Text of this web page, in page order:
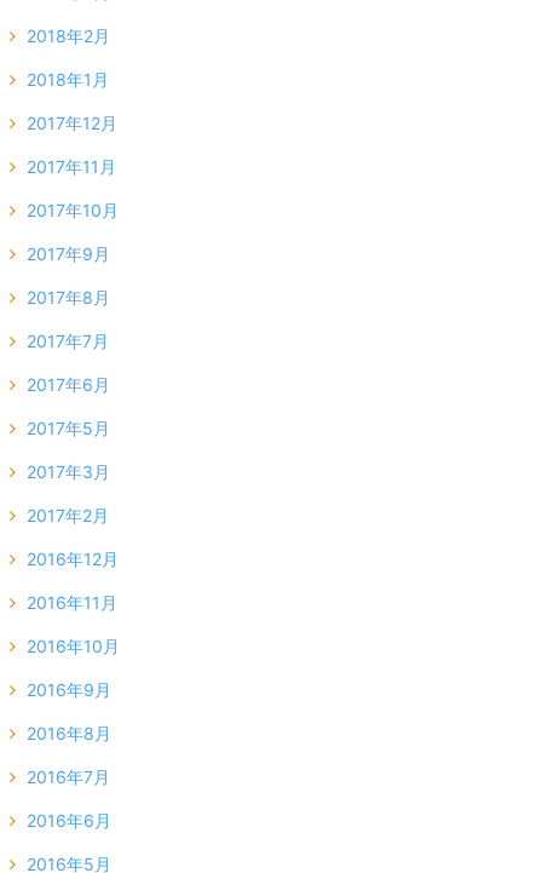
2018年2月
2018年1月
2017年12月
2017年11月
2017年10月
2017年9月
2017年8月
2017年7月
2017年6月
2017年5月
2017年3月
2017年2月
2016年12月
2016年11月
2016年10月
2016年9月
2016年8月
2016年7月
2016年6月
2016年5月